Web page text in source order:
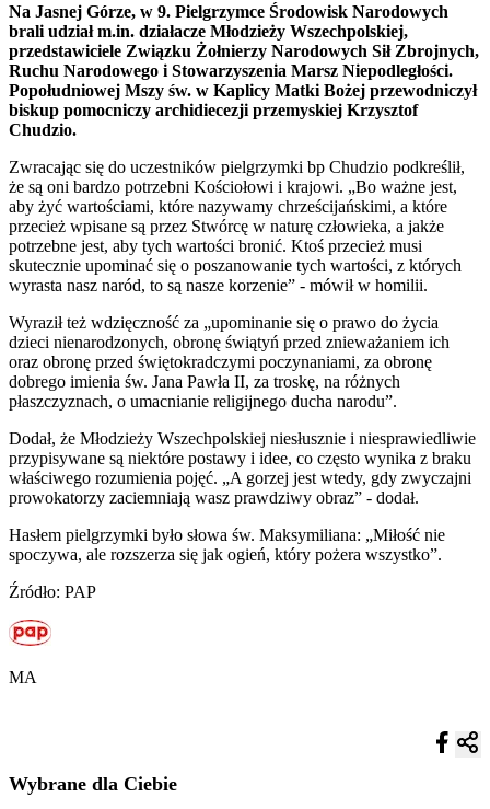
Na Jasnej Górze, w 9. Pielgrzymce Środowisk Narodowych
brali udział m.in. działacze Młodzieży Wszechpolskiej,
przedstawiciele Związku Żołnierzy Narodowych Sił Zbrojnych,
Ruchu Narodowego i Stowarzyszenia Marsz Niepodległości.
Popołudniowej Mszy św. w Kaplicy Matki Bożej przewodniczył
biskup pomocniczy archidiecezji przemyskiej Krzysztof
Chudzio.
Zwracając się do uczestników pielgrzymki bp Chudzio podkreślił,
że są oni bardzo potrzebni Kościołowi i krajowi. „Bo ważne jest,
aby żyć wartościami, które nazywamy chrześcijańskimi, a które
przecież wpisane są przez Stwórcę w naturę człowieka, a jakże
potrzebne jest, aby tych wartości bronić. Ktoś przecież musi
skutecznie upominać się o poszanowanie tych wartości, z których
wyrasta nasz naród, to są nasze korzenie” - mówił w homilii.
Wyraził też wdzięczność za „upominanie się o prawo do życia
dzieci nienarodzonych, obronę świątyń przed znieważaniem ich
oraz obronę przed świętokradczymi poczynaniami, za obronę
dobrego imienia św. Jana Pawła II, za troskę, na różnych
płaszczyznach, o umacnianie religijnego ducha narodu”.
Dodał, że Młodzieży Wszechpolskiej niesłusznie i niesprawiedliwie
przypisywane są niektóre postawy i idee, co często wynika z braku
właściwego rozumienia pojęć. „A gorzej jest wtedy, gdy zwyczajni
prowokatorzy zaciemniają wasz prawdziwy obraz” - dodał.
Hasłem pielgrzymki było słowa św. Maksymiliana: „Miłość nie
spoczywa, ale rozszerza się jak ogień, który pożera wszystko”.
Źródło: PAP
MA
Wybrane dla Ciebie